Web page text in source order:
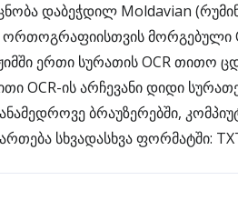
დაბეჭდილ Moldavian
მორგებული
ერთი სურათის OCR თითო
OCR-ის არჩევანი დიდი
ბრაუზერებში,
სხვადასხვა ფორმატში: